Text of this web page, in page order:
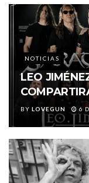
NOTICIAS
LEO
BY LOVEGUN 6